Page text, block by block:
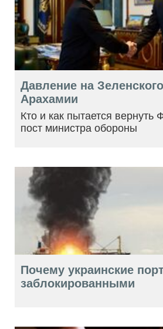
Давление на
Арахамии
Кто и как пытается вернуть
пост министра обороны
Почему украинские
заблокированными